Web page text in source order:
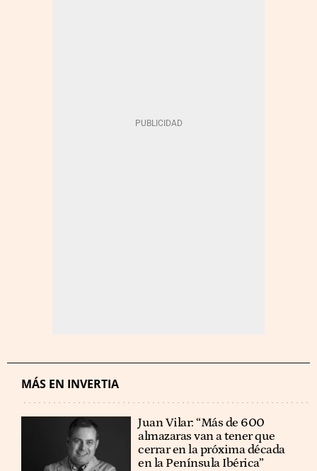
MÁS EN INVERTIA
Juan Vilar: “Más de 600
almazaras van a tener que
cerrar en la próxima década
en la Península Ibérica”